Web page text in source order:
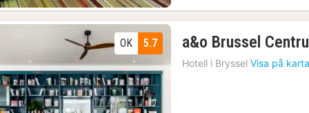
5.7
OK a&o Brussel
Hotell i Bryssel Visa på